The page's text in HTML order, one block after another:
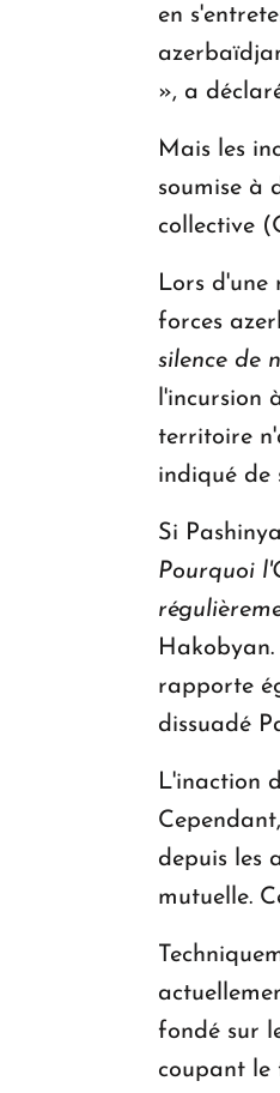
en
», a
Mais les
soumise à
collective
Lors d'une
forces
silence de
l'incursion
territoire
indiqué de
Si
Pourquoi
Hakobyan.
rapporte
dissuadé
L'inaction
depuis les
mutuelle.
fondé sur
coupant le